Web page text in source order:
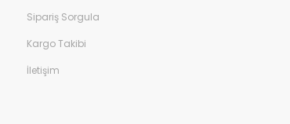
Sipariş Sorgula
Kargo Takibi
İletişim